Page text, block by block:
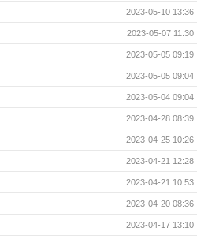
2023-05-10 13:36
2023-05-07 11:30
2023-05-05 09:19
2023-05-05 09:04
2023-05-04 09:04
2023-04-28 08:39
2023-04-25 10:26
2023-04-21 12:28
2023-04-21 10:53
2023-04-20 08:36
2023-04-17 13:10